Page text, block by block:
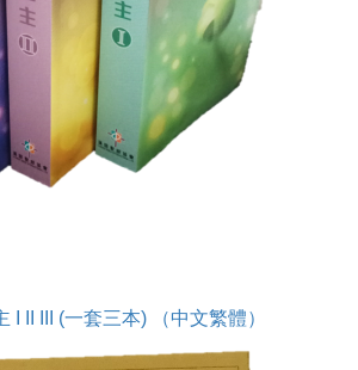
I II III (一套三本) （中文繁體）